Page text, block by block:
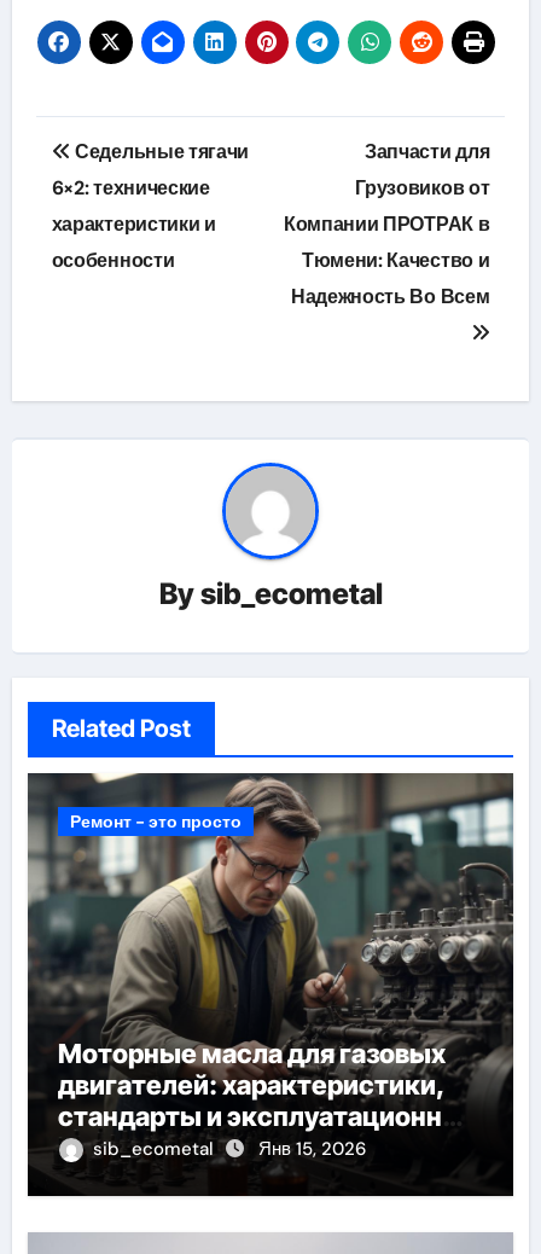
Навигация
по
записям
Седельные тягачи
6×2: технические
характеристики и
особенности
Запчасти для
Грузовиков от
Компании ПРОТРАК в
Тюмени: Качество и
Надежность Во Всем
Bysib_ecometal
Related Post
Ремонт - это просто
Моторные масла для газовых
двигателей: характеристики,
стандарты и эксплуатационные
требования
sib_ecometal Янв 15, 2026